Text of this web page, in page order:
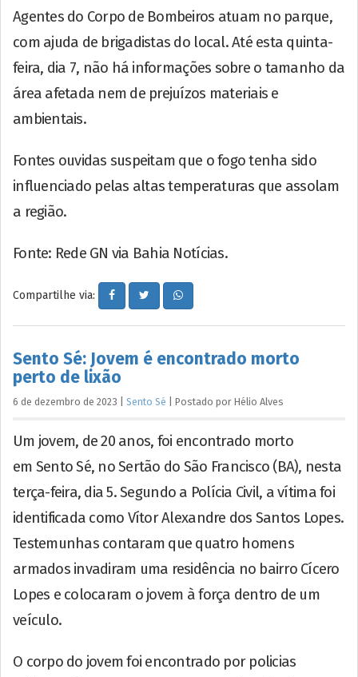
Agentes do Corpo de Bombeiros atuam no parque,
com ajuda de brigadistas do local. Até esta quinta-
feira, dia 7, não há informações sobre o tamanho da
área afetada nem de prejuízos materiais e
ambientais.
Fontes ouvidas suspeitam que o fogo tenha sido
influenciado pelas altas temperaturas que assolam
a região.
Fonte: Rede GN via Bahia Notícias.
Compartilhe via:
Sento Sé: Jovem é encontrado morto
perto de lixão
6 de dezembro de 2023 Sento Sé Postado por Hélio Alves
Um jovem, de 20 anos, foi encontrado morto
em Sento Sé, no Sertão do São Francisco (BA), nesta
terça-feira, dia 5. Segundo a Polícia Civil, a vítima foi
identificada como Vítor Alexandre dos Santos Lopes.
Testemunhas contaram que quatro homens
armados invadiram uma residência no bairro Cícero
Lopes e colocaram o jovem à força dentro de um
veículo.
O corpo do jovem foi encontrado por policias